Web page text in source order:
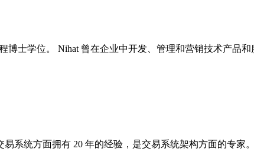
博士学位。 Nihat 曾在企业中开发、管理和营销技术产品
系统方面拥有 20 年的经验，是交易系统架构方面的专家